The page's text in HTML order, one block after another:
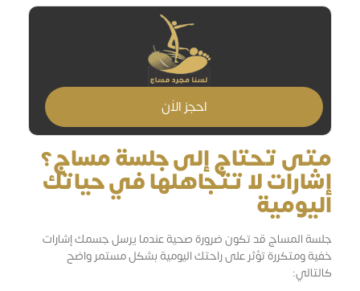
احجز الاَن
متى تحتاج إلى جلسة مساج؟
إشارات لا تتجاهلها في حياتك
اليومية
جلسة المساج قد تكون ضرورة صحية عندما يرسل جسمك إشارات
خفية ومتكررة تؤثر على راحتك اليومية بشكل مستمر واضح
كالتالي: